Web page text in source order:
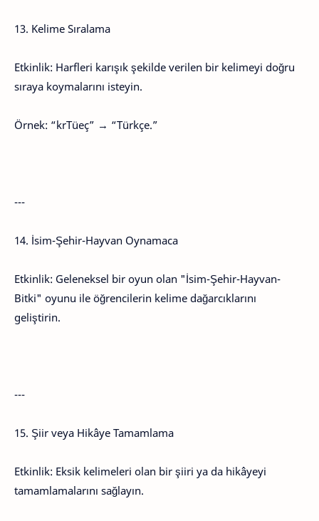
13. Kelime Sıralama
Etkinlik: Harfleri karışık şekilde verilen bir kelimeyi doğru
sıraya koymalarını isteyin.
Örnek: “krTüeç” → “Türkçe.”
---
14. İsim-Şehir-Hayvan Oynamaca
Etkinlik: Geleneksel bir oyun olan "İsim-Şehir-Hayvan-
Bitki" oyunu ile öğrencilerin kelime dağarcıklarını
geliştirin.
---
15. Şiir veya Hikâye Tamamlama
Etkinlik: Eksik kelimeleri olan bir şiiri ya da hikâyeyi
tamamlamalarını sağlayın.